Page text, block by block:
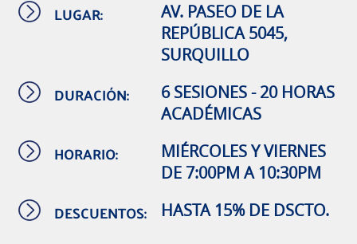
LUGAR:
AV. PASEO DE LA
REPÚBLICA 5045,
SURQUILLO
DURACIÓN:
6 SESIONES - 20 HORAS
ACADÉMICAS
HORARIO:
MIÉRCOLES Y VIERNES
DE 7:00PM A 10:30PM
DESCUENTOS: HASTA 15% DE DSCTO.